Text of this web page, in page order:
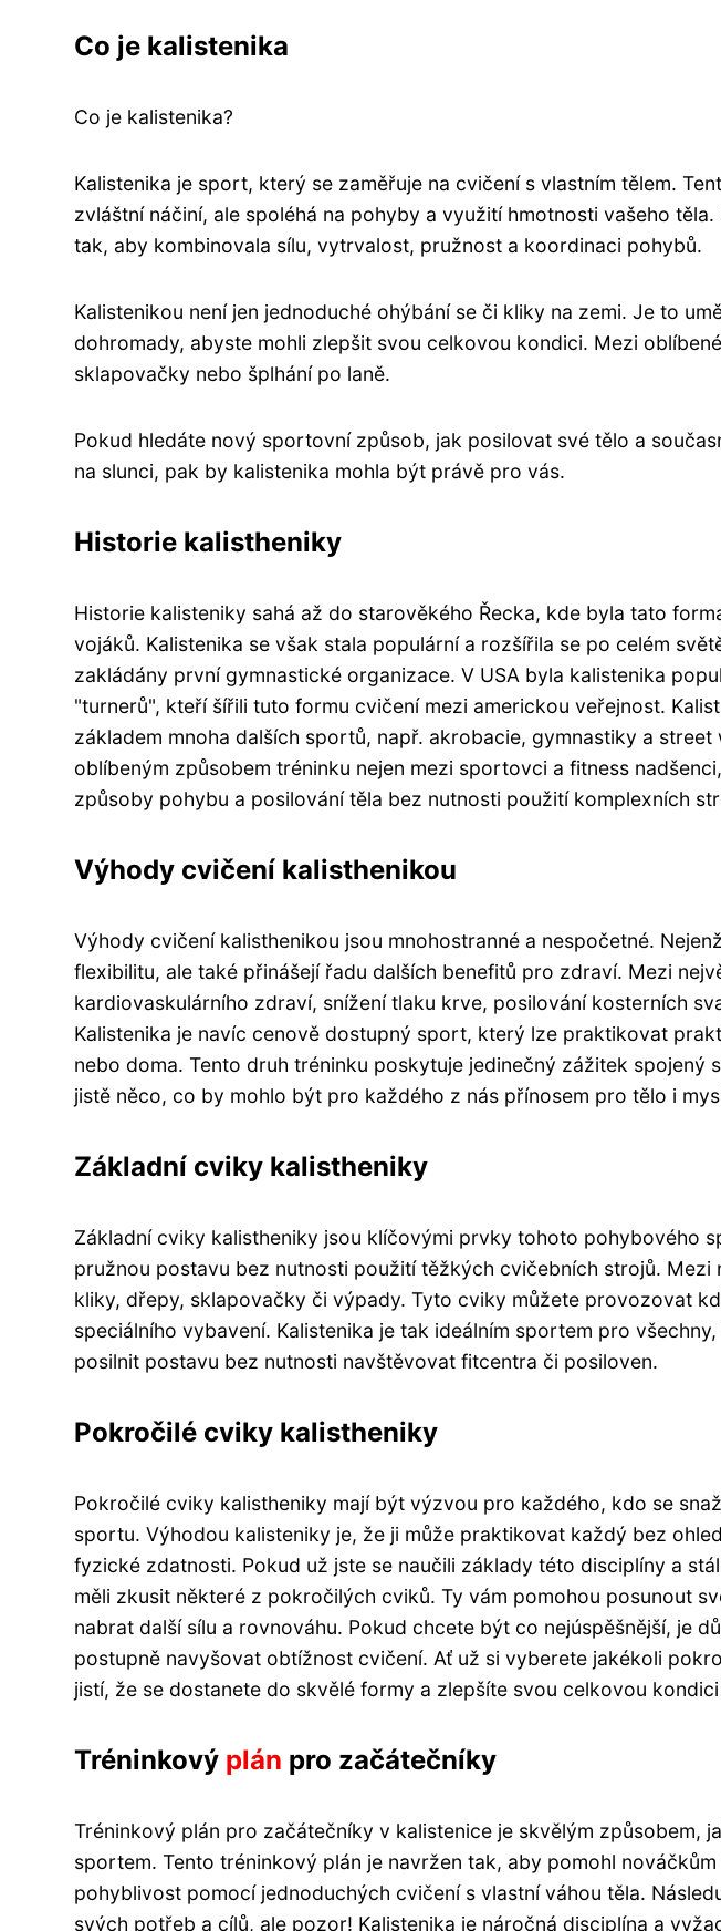
Co je kalistenika
Co je kalistenika?
Kalistenika je sport, který se zaměřuje na cvičení s vlastním tělem.
zvláštní náčiní, ale spoléhá na pohyby a využití hmotnosti vašeho
tak, aby kombinovala sílu, vytrvalost, pružnost a koordinaci pohybů.
Kalistenikou není jen jednoduché ohýbání se či kliky na zemi. Je to
dohromady, abyste mohli zlepšit svou celkovou kondici. Mezi
sklapovačky nebo šplhání po laně.
Pokud hledáte nový sportovní způsob, jak posilovat své tělo a
na slunci, pak by kalistenika mohla být právě pro vás.
Historie kalistheniky
Historie kalisteniky sahá až do starověkého Řecka, kde byla tato
vojáků. Kalistenika se však stala populární a rozšířila se po celém
zakládány první gymnastické organizace. V USA byla kalistenika
"turnerů", kteří šířili tuto formu cvičení mezi americkou veřejnost.
základem mnoha dalších sportů, např. akrobacie, gymnastiky a street
oblíbeným způsobem tréninku nejen mezi sportovci a fitness
způsoby pohybu a posilování těla bez nutnosti použití komplexních
Výhody cvičení kalisthenikou
Výhody cvičení kalisthenikou jsou mnohostranné a nespočetné.
flexibilitu, ale také přinášejí řadu dalších benefitů pro zdraví. Mezi
kardiovaskulárního zdraví, snížení tlaku krve, posilování kosterních
Kalistenika je navíc cenově dostupný sport, který lze praktikovat
nebo doma. Tento druh tréninku poskytuje jedinečný zážitek spojený
jistě něco, co by mohlo být pro každého z nás přínosem pro tělo i
Základní cviky kalistheniky
Základní cviky kalistheniky jsou klíčovými prvky tohoto pohybového
pružnou postavu bez nutnosti použití těžkých cvičebních strojů. Mezi
kliky, dřepy, sklapovačky či výpady. Tyto cviky můžete provozovat
speciálního vybavení. Kalistenika je tak ideálním sportem pro
posilnit postavu bez nutnosti navštěvovat fitcentra či posiloven.
Pokročilé cviky kalistheniky
Pokročilé cviky kalistheniky mají být výzvou pro každého, kdo se
sportu. Výhodou kalisteniky je, že ji může praktikovat každý bez
fyzické zdatnosti. Pokud už jste se naučili základy této disciplíny a
měli zkusit některé z pokročilých cviků. Ty vám pomohou posunout
nabrat další sílu a rovnováhu. Pokud chcete být co nejúspěšnější, je
postupně navyšovat obtížnost cvičení. Ať už si vyberete jakékoli
jistí, že se dostanete do skvělé formy a zlepšíte svou celkovou
Tréninkový plán pro začátečníky
Tréninkový plán pro začátečníky v kalistenice je skvělým způsobem,
sportem. Tento tréninkový plán je navržen tak, aby pomohl
pohyblivost pomocí jednoduchých cvičení s vlastní váhou těla.
svých potřeb a cílů, ale pozor! Kalistenika je náročná disciplína a